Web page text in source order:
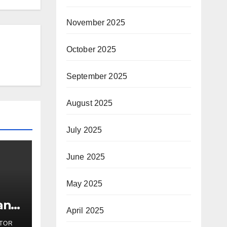
November 2025
October 2025
September 2025
August 2025
July 2025
June 2025
May 2025
April 2025